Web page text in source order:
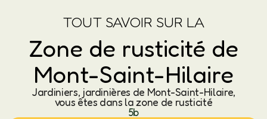
TOUT SAVOIR SUR LA
Zone de rusticité de
Mont-Saint-Hilaire
Jardiniers, jardinières de Mont-Saint-Hilaire,
vous êtes dans la zone de rusticité
5b